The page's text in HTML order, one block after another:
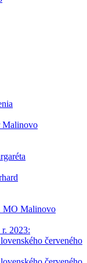
Malinovo
MO Malinovo
2023:
červeného